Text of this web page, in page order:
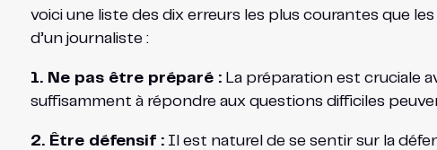
voici une liste des dix erreurs les plus courantes que
d’un journaliste :
1. Ne pas être préparé :La préparation est cruciale
suffisamment à répondre aux questions difficiles
2. Être défensif :Il est naturel de se sentir sur la